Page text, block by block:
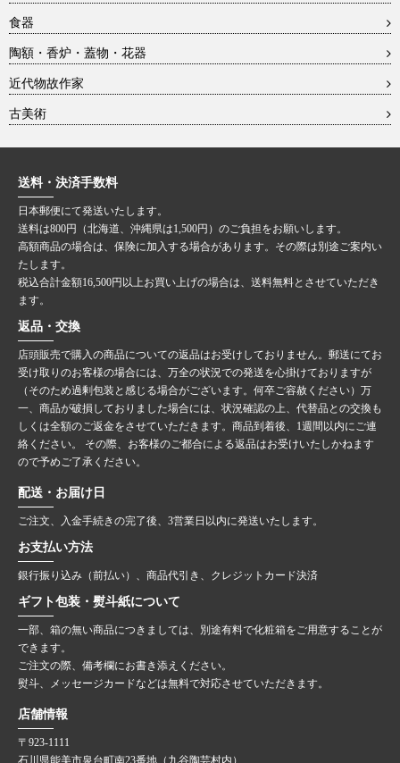
食器
陶額・香炉・蓋物・花器
近代物故作家
古美術
送料・決済手数料
日本郵便にて発送いたします。
送料は800円（北海道、沖縄県は1,500円）のご負担をお願いします。
高額商品の場合は、保険に加入する場合があります。その際は別途ご案内い
たします。
税込合計金額16,500円以上お買い上げの場合は、送料無料とさせていただき
ます。
返品・交換
店頭販売で購入の商品についての返品はお受けしておりません。郵送にてお
受け取りのお客様の場合には、万全の状況での発送を心掛けておりますが
（そのため過剰包装と感じる場合がございます。何卒ご容赦ください）万
一、商品が破損しておりました場合には、状況確認の上、代替品との交換も
しくは全額のご返金をさせていただきます。商品到着後、1週間以内にご連
絡ください。 その際、お客様のご都合による返品はお受けいたしかねます
ので予めご了承ください。
配送・お届け日
ご注文、入金手続きの完了後、3営業日以内に発送いたします。
お支払い方法
銀行振り込み（前払い）、商品代引き、クレジットカード決済
ギフト包装・熨斗紙について
一部、箱の無い商品につきましては、別途有料で化粧箱をご用意することが
できます。
ご注文の際、備考欄にお書き添えください。
熨斗、メッセージカードなどは無料で対応させていただきます。
店舗情報
〒923-1111
石川県能美市泉台町南23番地（九谷陶芸村内）